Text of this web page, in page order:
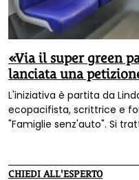
«Via il super green
lanciata una
L'iniziativa è partita da
ecopacifista, scrittrice e
"Famiglie senz'auto". Si
CHIEDI ALL'ESPERTO